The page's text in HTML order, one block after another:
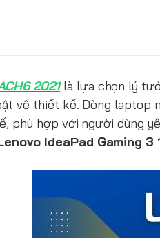
2021là lựa chọn lý
về thiết kế. Dòng
phù hợp với người dùng
IdeaPad Gaming 3